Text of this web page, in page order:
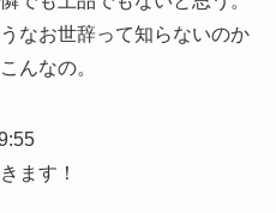
なお世辞って知らないのか
んなの。
ます！